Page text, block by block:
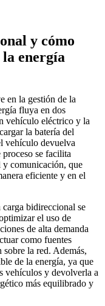
y cómo
energía
en la gestión de la
fluya en dos
vehículo eléctrico y la
la batería del
vehículo devuelva
proceso se facilita
y comunicación, que
eficiente y en el
bidireccional se
el uso de
de alta demanda
como fuentes
la red. Además,
de la energía, ya que
vehículos y devolverla a
más equilibrado y